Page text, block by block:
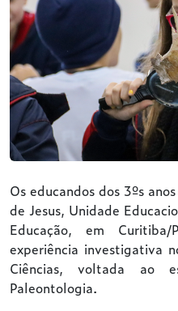
Os educandos dos 3ºs
de Jesus, Unidade
Educação, em
experiência investigativa
Ciências, voltada ao
Paleontologia.